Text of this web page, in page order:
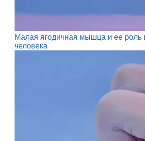
Малая ягодичная мышца и ее роль
человека